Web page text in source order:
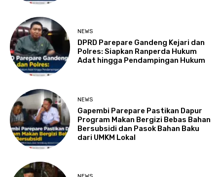
NEWS
DPRD Parepare Gandeng Kejari dan
Polres: Siapkan Ranperda Hukum
Adat hingga Pendampingan Hukum
NEWS
Gapembi Parepare Pastikan Dapur
Program Makan Bergizi Bebas Bahan
Bersubsidi dan Pasok Bahan Baku
dari UMKM Lokal